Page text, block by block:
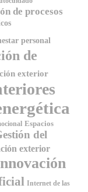
de procesos
personal
de
exterior
Espacios
del
exterior
Internet de las